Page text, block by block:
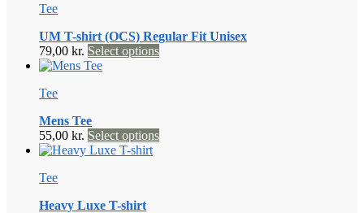
Mulighederne
kan
Tee
UM T-shirt (OCS) Regular Fit Unisex
79,00 kr. Select optionsDette
kan
Tee
Mens Tee
55,00 kr. Select optionsDette
Tee
Heavy Luxe T-shirt